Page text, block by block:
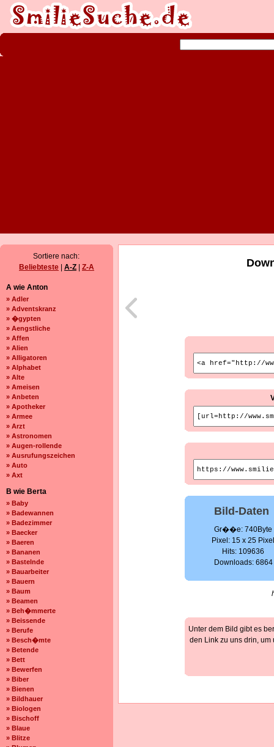
Sortiere nach:
Beliebteste
A-Z Z-A
A wie Anton
» Adler
» Adventskranz
» �gypten
» Aengstliche
» Affen
» Alien
» Alligatoren
» Alphabet
» Alte
» Ameisen
» Anbeten
» Apotheker
» Armee
» Arzt
» Astronomen
» Augen-rollende
» Ausrufungszeichen
» Auto
» Axt
B wie Berta
» Baby
» Badewannen
» Badezimmer
» Baecker
» Baeren
» Bananen
» Bastelnde
» Bauarbeiter
» Bauern
» Baum
» Beamen
» Beh�mmerte
» Beissende
» Berufe
» Besch�mte
» Betende
» Bett
» Bewerfen
» Biber
» Bienen
» Bildhauer
» Biologen
» Bischoff
» Blaue
» Blitze
Bild-Daten
Gr��e: 740Byte
Pixel: 15 x 25
Hits: 109636
Downloads: 6864
Unter dem Bild gibt es
den Link zu uns drin,